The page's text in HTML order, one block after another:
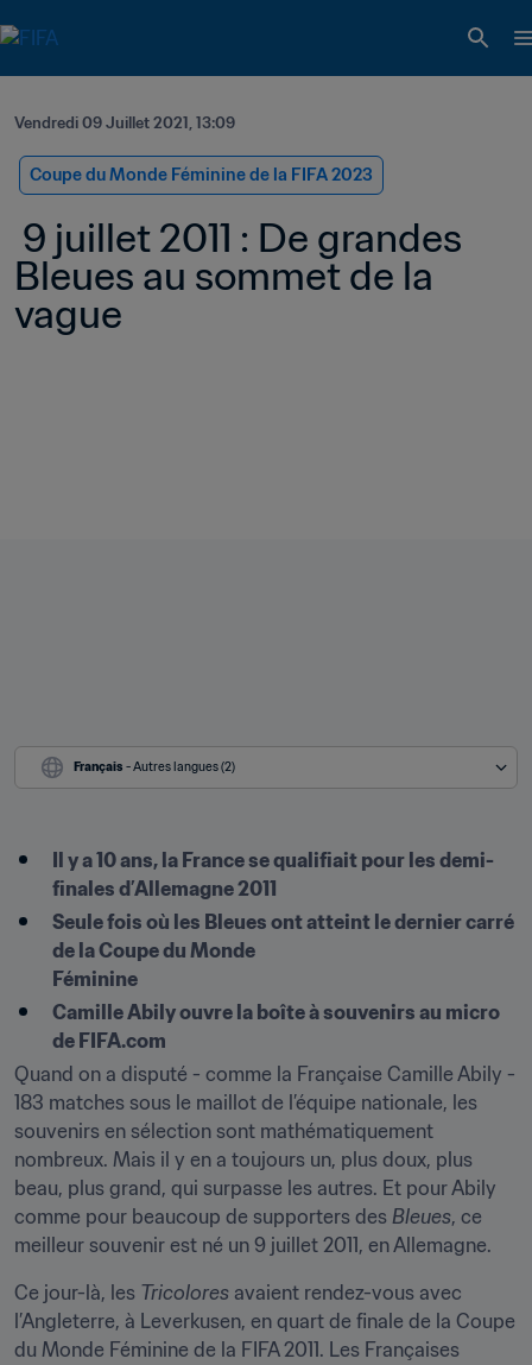
Vendredi 09 Juillet 2021, 13:09
Coupe du Monde Féminine de la FIFA 2023
Bleues au sommet de la
vague
Français - Autres langues (2)
Il y a 10 ans, la France se qualifiait pour les demi-
finales d’Allemagne 2011
Seule fois où les Bleues ont atteint le dernier carré
de la Coupe du Monde
Féminine
Camille Abily ouvre la boîte à souvenirs au micro
de FIFA.com
Quand on a disputé - comme la Française Camille Abily -
183 matches sous le maillot de l’équipe nationale, les
souvenirs en sélection sont mathématiquement
nombreux. Mais il y en a toujours un, plus doux, plus
beau, plus grand, qui surpasse les autres. Et pour Abily
comme pour beaucoup de supporters des Bleues, ce
meilleur souvenir est né un 9 juillet 2011, en Allemagne.
Ce jour-là, les Tricolores avaient rendez-vous avec
l’Angleterre, à Leverkusen, en quart de finale de la Coupe
du Monde Féminine de la FIFA 2011. Les Françaises